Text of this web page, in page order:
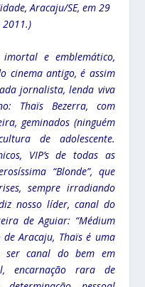
Aracaju/SE, em 29
e emblemático,
cinema antigo, é assim
jornalista, lenda viva
Thaïs Bezerra, com
geminados (ninguém
de adolescente.
VIP’s de todas as
“Blonde”, que
sempre irradiando
nosso líder, canal do
de Aguiar: “Médium
Aracaju, Thaïs é uma
ser canal do bem em
encarnação rara de